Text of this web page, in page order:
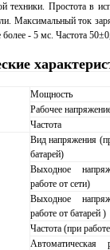
техники. Простота в
Максимальный ток
- 5 мс. Частота
Мощность
Рабочее
Частота
Вид напряжения
батарей)
Выходное
работе от сети)
Выходное
работе от батарей )
Частота (при
Автоматическая